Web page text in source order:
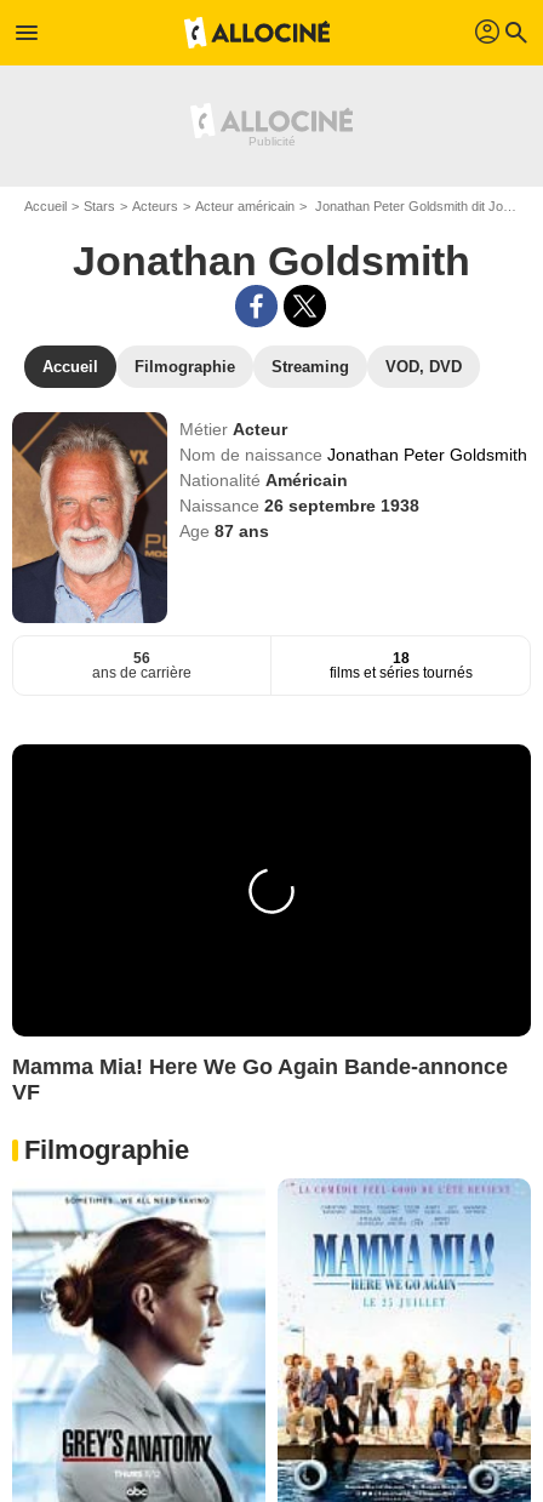
menu profil search
Accueil Stars Acteurs Acteur américain Jonathan Peter Goldsmith dit Jonathan Goldsmith
Jonathan Goldsmith
Accueil Filmographie Streaming VOD, DVD
MétierActeur
Nom de naissanceJonathan Peter Goldsmith
NationalitéAméricain
Naissance26 septembre 1938
Age87 ans
56
ans de carrière
18
films et séries tournés
Mamma Mia! Here We Go Again Bande-annonce
VF
Filmographie